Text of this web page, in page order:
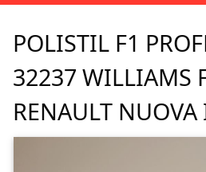
POLISTIL F1
32237 WILLIAMS
RENAULT NUOVA